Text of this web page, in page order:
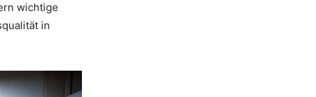
wichtige
in